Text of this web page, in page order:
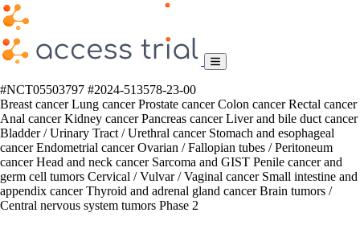
#NCT05503797 #2024-513578-23-00
Breast cancerLung cancerProstate cancerColon cancerRectal cancer
Anal cancerKidney cancerPancreas cancerLiver and bile duct cancer
Bladder / Urinary Tract / Urethral cancer Stomach and esophageal
cancerEndometrial cancerOvarian / Fallopian tubes / Peritoneum
cancerHead and neck cancer Sarcoma and GIST Penile cancer and
germ cell tumors Cervical / Vulvar / Vaginal cancer Small intestine and
appendix cancerThyroid and adrenal gland cancerBrain tumors /
Central nervous system tumors Phase 2